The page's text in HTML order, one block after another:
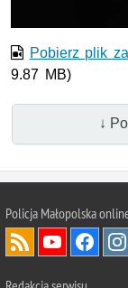
Pobierz plik
9.87 MB)
↓
Policja Małopolska